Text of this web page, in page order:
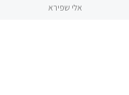
אלי שפירא